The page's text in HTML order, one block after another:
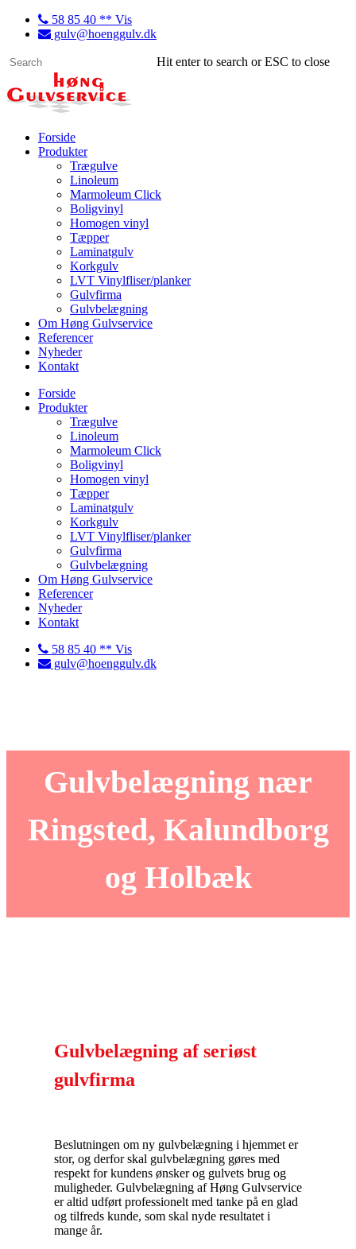
58 85 40 ** Vis
gulv@hoenggulv.dk
Hit enter to search or ESC to close
Forside
Produkter
Trægulve
Linoleum
Marmoleum Click
Boligvinyl
Homogen vinyl
Tæpper
Laminatgulv
Korkgulv
LVT Vinylfliser/planker
Gulvfirma
Gulvbelægning
Om Høng Gulvservice
Referencer
Nyheder
Kontakt
Forside
Produkter
Trægulve
Linoleum
Marmoleum Click
Boligvinyl
Homogen vinyl
Tæpper
Laminatgulv
Korkgulv
LVT Vinylfliser/planker
Gulvfirma
Gulvbelægning
Om Høng Gulvservice
Referencer
Nyheder
Kontakt
58 85 40 ** Vis
gulv@hoenggulv.dk
Gulvbelægning nær
Ringsted, Kalundborg
og Holbæk
Gulvbelægning af seriøst
gulvfirma
Beslutningen om ny gulvbelægning i hjemmet er
stor, og derfor skal gulvbelægning gøres med
respekt for kundens ønsker og gulvets brug og
muligheder. Gulvbelægning af Høng Gulvservice
er altid udført professionelt med tanke på en glad
og tilfreds kunde, som skal nyde resultatet i
mange år.